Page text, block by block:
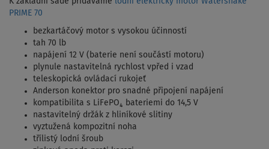
PRIME 70
bezkartáčový motor s vysokou účinností
tah 70 lb
napájení 12 V (baterie není součástí motoru)
plynule nastavitelná rychlost vpřed i vzad
teleskopická ovládací rukojeť
Anderson konektor pro snadné připojení napájení
kompatibilita s LiFePO₄ bateriemi do 14,5 V
nastavitelný držák z hliníkové slitiny
vyztužená kompozitní noha
třílistý lodní šroub